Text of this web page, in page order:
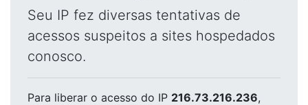
Seu IP fez diversas tentativas de
acessos suspeitos a sites hospedados
conosco.
Para liberar o acesso do IP 216.73.216.236,